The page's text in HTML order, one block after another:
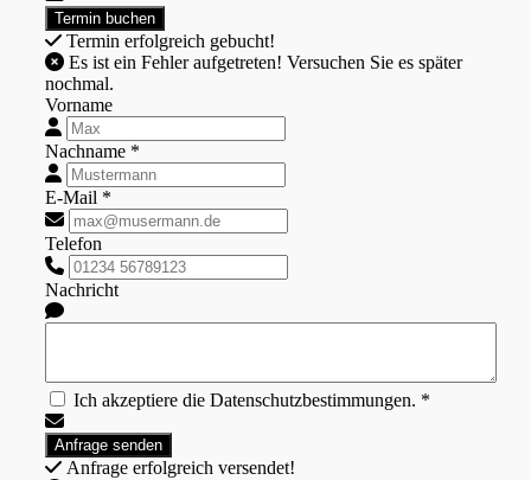
Termin erfolgreich gebucht!
nochmal.
Vorname
Nachname *
E-Mail *
Telefon
Nachricht
Ich akzeptiere die Datenschutzbestimmungen. *
Anfrage erfolgreich versendet!